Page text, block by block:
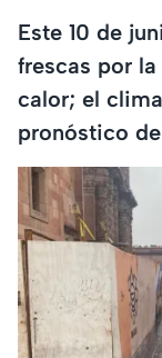
Este 10 de
frescas por
calor; el
pronóstico